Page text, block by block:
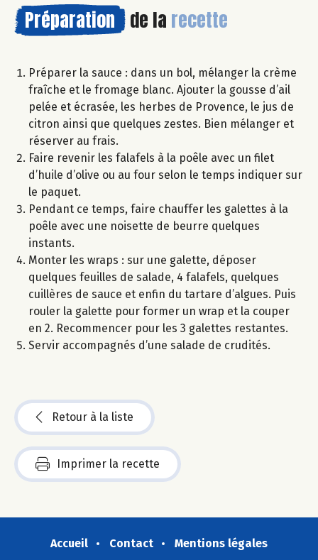
Préparation de la recette
Préparer la sauce : dans un bol, mélanger la crème
fraîche et le fromage blanc. Ajouter la gousse d’ail
pelée et écrasée, les herbes de Provence, le jus de
citron ainsi que quelques zestes. Bien mélanger et
réserver au frais.
Faire revenir les falafels à la poêle avec un filet
d’huile d’olive ou au four selon le temps indiquer sur
le paquet.
Pendant ce temps, faire chauffer les galettes à la
poêle avec une noisette de beurre quelques
instants.
Monter les wraps : sur une galette, déposer
quelques feuilles de salade, 4 falafels, quelques
cuillères de sauce et enfin du tartare d’algues. Puis
rouler la galette pour former un wrap et la couper
en 2. Recommencer pour les 3 galettes restantes.
Servir accompagnés d’une salade de crudités.
Retour à la liste
Imprimer la recette
Accueil Contact
Mentions légales